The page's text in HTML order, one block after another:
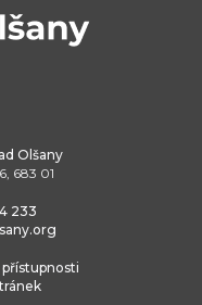
Olšany
683 01
233